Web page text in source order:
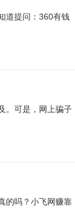
道提问：360有钱
。可是，网上骗子
的吗？小飞网赚靠